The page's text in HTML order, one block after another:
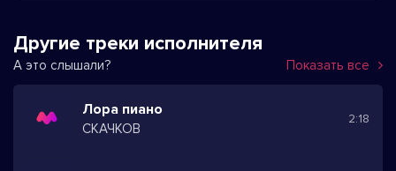
Другие треки исполнителя
А это слышали? Показать все
Лора пиано
СКАЧКОВ
2:18